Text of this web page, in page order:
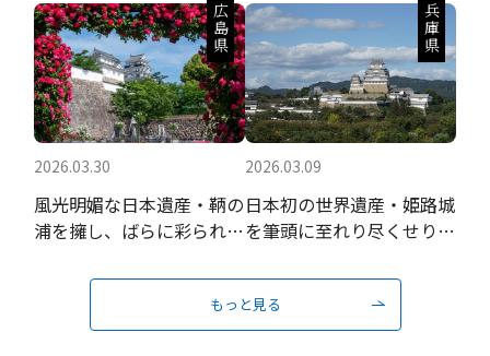
2026.03.30
広島県
風光明媚な日本遺産・鞆の
浦を擁し、ばらに彩られる
2026.03.09
兵庫県
日本初の世界遺産・姫路城
を筆頭に至れり尽くせりの
もっと見る